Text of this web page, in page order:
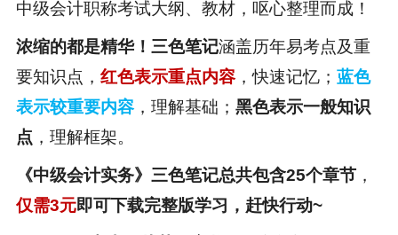
中级会计职称考试大纲、教材，呕心整理而成！
浓缩的都是精华！三色笔记涵盖历年易考点及重
要知识点， 红色表示重点内容，快速记忆； 蓝色
表示较重要内容，理解基础； 黑色表示一般知识
点 ，理解框架。
《中级会计实务》三色笔记总共包含25个章节，
仅需3元即可下载完整版学习，赶快行动~